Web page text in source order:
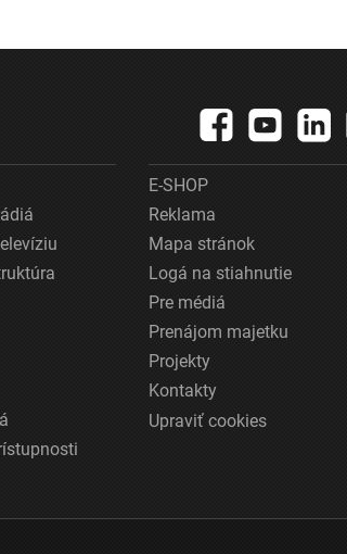
E-SHOP
Reklama
Mapa stránok
Logá na stiahnutie
Pre médiá
Prenájom majetku
Projekty
Kontakty
Upraviť cookies